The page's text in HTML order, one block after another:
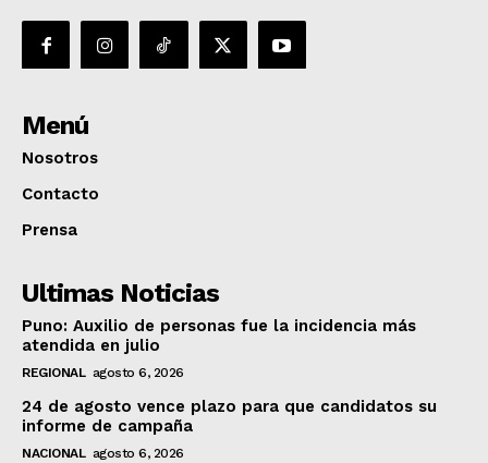
Menú
Nosotros
Contacto
Prensa
Ultimas Noticias
Puno: Auxilio de personas fue la incidencia más
atendida en julio
REGIONAL agosto 6, 2026
24 de agosto vence plazo para que candidatos su
informe de campaña
NACIONAL agosto 6, 2026